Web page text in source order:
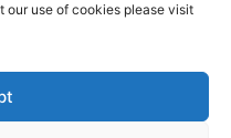
our use of cookies please visit